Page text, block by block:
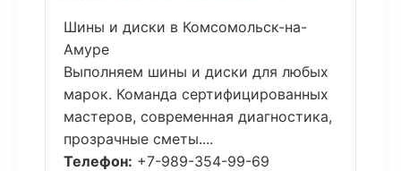
Шины и диски в Комсомольск-на-
Амуре
Выполняем шины и диски для любых
марок. Команда сертифицированных
мастеров, современная диагностика,
прозрачные сметы....
Телефон: +7-989-354-99-69